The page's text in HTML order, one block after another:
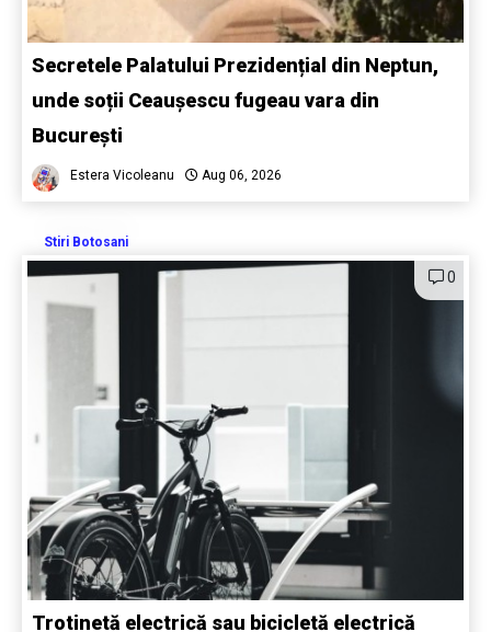
Secretele Palatului Prezidențial din Neptun,
unde soții Ceaușescu fugeau vara din
București
Estera Vicoleanu Aug 06, 2026
Stiri Botosani
0
Trotinetă electrică sau bicicletă electrică